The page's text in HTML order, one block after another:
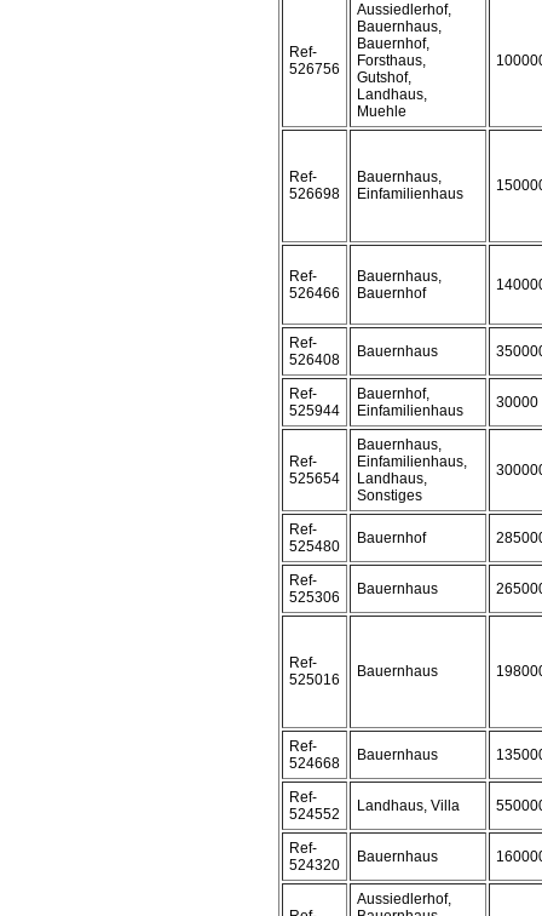
Ref-
526756
Aussiedlerhof,
Bauernhaus,
Bauernhof,
Forsthaus,
Gutshof,
Landhaus,
Muehle
Ref-
526698
Bauernhaus,
Einfamilienhaus
Ref-
526466
Bauernhaus,
Bauernhof
Ref-
526408
Bauernhaus
Ref-
525944
Bauernhof,
Einfamilienhaus
30000
Ref-
525654
Bauernhaus,
Einfamilienhaus,
Landhaus,
Sonstiges
Ref-
525480
Bauernhof
Ref-
525306
Bauernhaus
Ref-
525016
Bauernhaus
Ref-
524668
Bauernhaus
Ref-
524552
Landhaus, Villa
Ref-
524320
Bauernhaus
Aussiedlerhof,